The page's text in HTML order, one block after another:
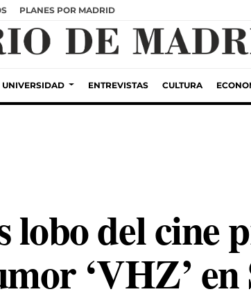
PLANES POR MADRID
UNIVERSIDAD ENTREVISTAS CULTURA
lobo del cine
‘VHZ’